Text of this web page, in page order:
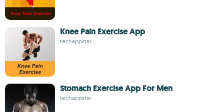
Knee Pain Exercise App
techappstar
Stomach Exercise App For Men
techappstar